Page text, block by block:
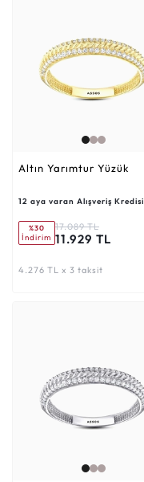
Altın Yarımtur Yüzük
12 aya varan Alışveriş Kredisi
%30
İndirim
17.089 TL
11.929 TL
4.276 TL x 3 taksit